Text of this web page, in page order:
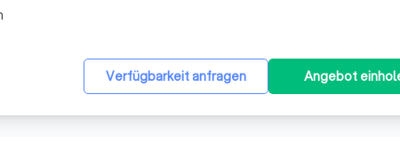
Verfügbarkeit anfragen Angebot